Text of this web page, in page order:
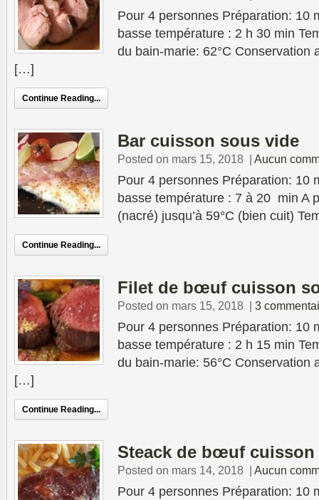
Pour 4 personnes Préparation: 10
basse température : 2 h 30 min
du bain-marie: 62°C Conservation
[…]
Continue Reading...
Bar cuisson sous vide
Posted on mars 15, 2018 | Aucun
Pour 4 personnes Préparation: 10
basse température : 7 à 20 min A
(nacré) jusqu’à 59°C (bien cuit)
Continue Reading...
Filet de bœuf cuisson
Posted on mars 15, 2018 | 3
Pour 4 personnes Préparation: 10
basse température : 2 h 15 min
du bain-marie: 56°C Conservation
[…]
Continue Reading...
Steack de bœuf cuisson
Posted on mars 14, 2018 | Aucun
Pour 4 personnes Préparation: 10